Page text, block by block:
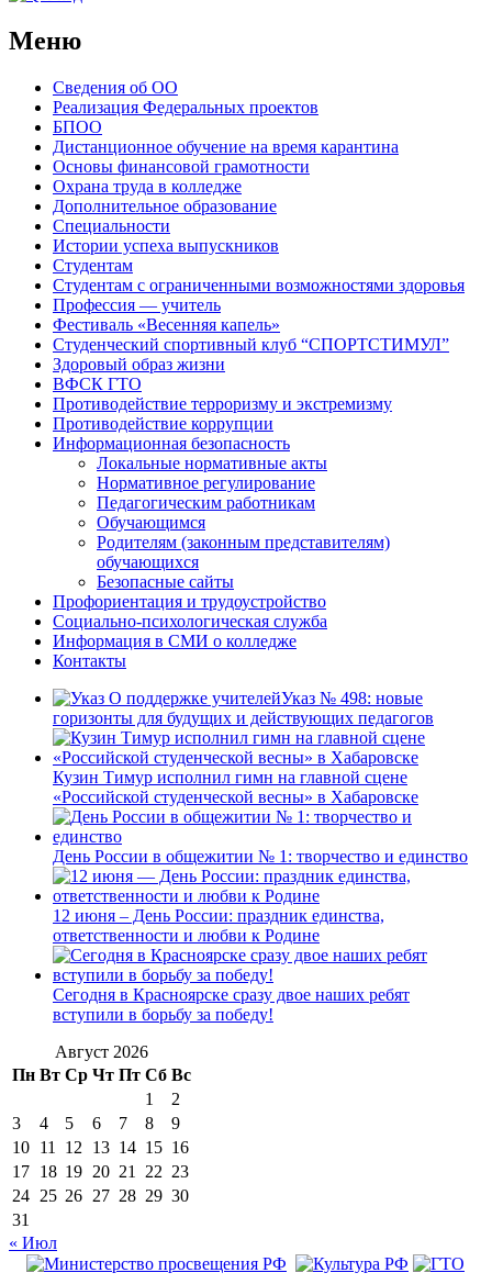
Меню
Сведения об ОО
Реализация Федеральных проектов
БПОО
Дистанционное обучение на время карантина
Основы финансовой грамотности
Охрана труда в колледже
Дополнительное образование
Специальности
Истории успеха выпускников
Студентам
Студентам с ограниченными возможностями здоровья
Профессия — учитель
Фестиваль «Весенняя капель»
Студенческий спортивный клуб “СПОРТСТИМУЛ”
Здоровый образ жизни
ВФСК ГТО
Противодействие терроризму и экстремизму
Противодействие коррупции
Информационная безопасность
Локальные нормативные акты
Нормативное регулирование
Педагогическим работникам
Обучающимся
Родителям (законным представителям)
обучающихся
Безопасные сайты
Профориентация и трудоустройство
Социально-психологическая служба
Информация в СМИ о колледже
Контакты
Указ № 498: новые
горизонты для будущих и действующих педагогов
Кузин Тимур исполнил гимн на главной сцене
«Российской студенческой весны» в Хабаровске
День России в общежитии № 1: творчество и единство
12 июня – День России: праздник единства,
ответственности и любви к Родине
Сегодня в Красноярске сразу двое наших ребят
вступили в борьбу за победу!
Август 2026
Пн Вт Ср Чт Пт Сб Вс
1
2
3
4 5 6 7 8
9
10 11 12 13 14 15 16
17 18 19 20 21 22 23
24 25 26 27 28 29 30
31
« Июл